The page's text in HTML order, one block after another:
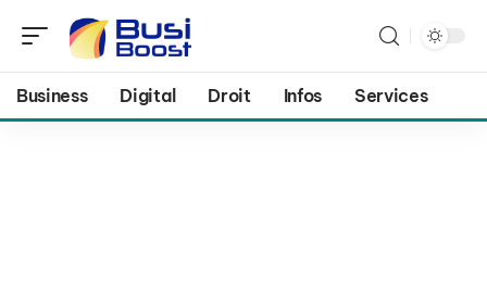
Business Digital Droit Infos Services